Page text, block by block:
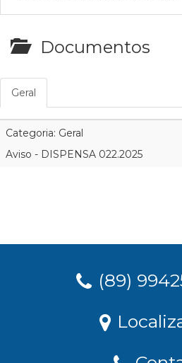
Documentos
Geral
Categoria: Geral
Aviso - DISPENSA 022.2025
(89)